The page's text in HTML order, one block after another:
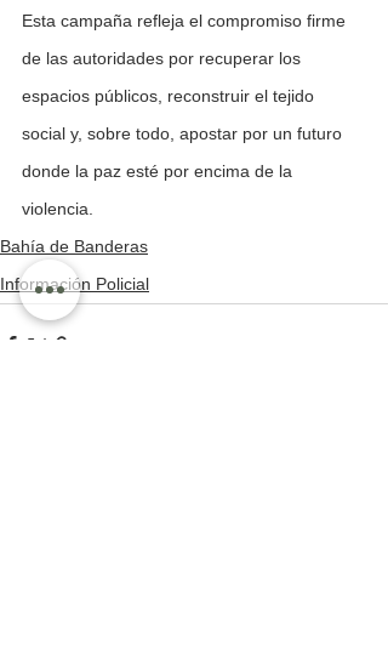
Esta campaña refleja el compromiso firme
de las autoridades por recuperar los
espacios públicos, reconstruir el tejido
social y, sobre todo, apostar por un futuro
donde la paz esté por encima de la
violencia.
Bahía de Banderas
Información Policial